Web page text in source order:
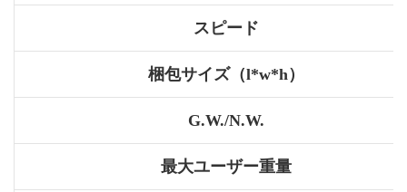
スピード
梱包サイズ（l*w*h）
G.W./N.W.
最大ユーザー重量